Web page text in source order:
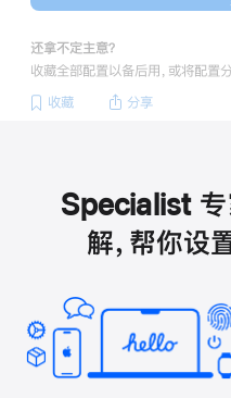
还拿不定主意？
收藏全部配置以备后用，或将配置
收藏 分享
Specialist 专
解，帮你设